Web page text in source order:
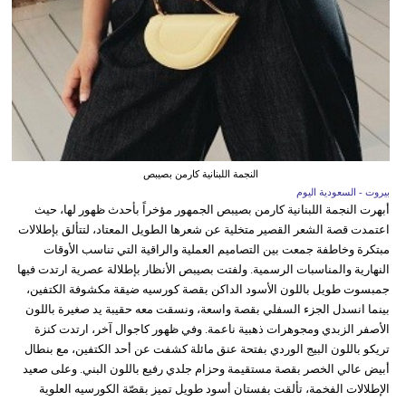
النجمة اللبنانية كارمن بصيبص
بيروت - السعودية اليوم
أبهرت النجمة اللبنانية كارمن بصيبص الجمهور مؤخراً بأحدث ظهور لها، حيث
اعتمدت قصة الشعر القصير متخلية عن شعرها الطويل المعتاد، لتتألق بإطلالات
مبتكرة وخاطفة جمعت بين التصاميم العملية والراقية التي تناسب الأوقات
النهارية والمناسبات الرسمية. ولفتت بصيبص الأنظار بإطلالة عصرية ارتدت فيها
جمبسوت طويل باللون الأسود الداكن بقصة كورسيه ضيقة مكشوفة الكتفين،
بينما انسدل الجزء السفلي بقصة واسعة، ونسقت معه حقيبة يد صغيرة باللون
الأصفر الزبدي ومجوهرات ذهبية ناعمة. وفي ظهور كاجوال آخر، ارتدت كنزة
تريكو باللون البيج الوردي بفتحة عنق مائلة كشفت عن أحد الكتفين، مع بنطال
أبيض عالي الخصر بقصة مستقيمة وحزام جلدي رفيع باللون البني. وعلى صعيد
الإطلالات الفخمة، تألقت بفستان أسود طويل تميز بقصّة الكورسيه العلوية